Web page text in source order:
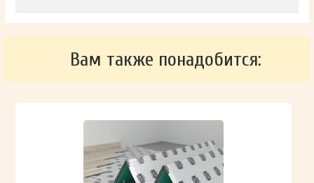
Вам также понадобится: